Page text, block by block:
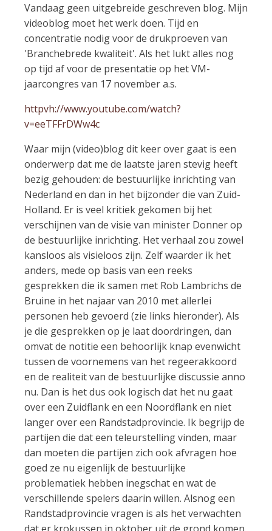
Vandaag geen uitgebreide geschreven blog. Mijn
videoblog moet het werk doen. Tijd en
concentratie nodig voor de drukproeven van
'Branchebrede kwaliteit'. Als het lukt alles nog
op tijd af voor de presentatie op het VM-
jaarcongres van 17 november a.s.
httpvh://www.youtube.com/watch?
v=eeTFFrDWw4c
Waar mijn (video)blog dit keer over gaat is een
onderwerp dat me de laatste jaren stevig heeft
bezig gehouden: de bestuurlijke inrichting van
Nederland en dan in het bijzonder die van Zuid-
Holland. Er is veel kritiek gekomen bij het
verschijnen van de visie van minister Donner op
de bestuurlijke inrichting. Het verhaal zou zowel
kansloos als visieloos zijn. Zelf waarder ik het
anders, mede op basis van een reeks
gesprekken die ik samen met Rob Lambrichs de
Bruine in het najaar van 2010 met allerlei
personen heb gevoerd (zie links hieronder). Als
je die gesprekken op je laat doordringen, dan
omvat de notitie een behoorlijk knap evenwicht
tussen de voornemens van het regeerakkoord
en de realiteit van de bestuurlijke discussie anno
nu. Dan is het dus ook logisch dat het nu gaat
over een Zuidflank en een Noordflank en niet
langer over een Randstadprovincie. Ik begrijp de
partijen die dat een teleurstelling vinden, maar
dan moeten die partijen zich ook afvragen hoe
goed ze nu eigenlijk de bestuurlijke
problematiek hebben inegschat en wat de
verschillende spelers daarin willen. Alsnog een
Randstadprovincie vragen is als het verwachten